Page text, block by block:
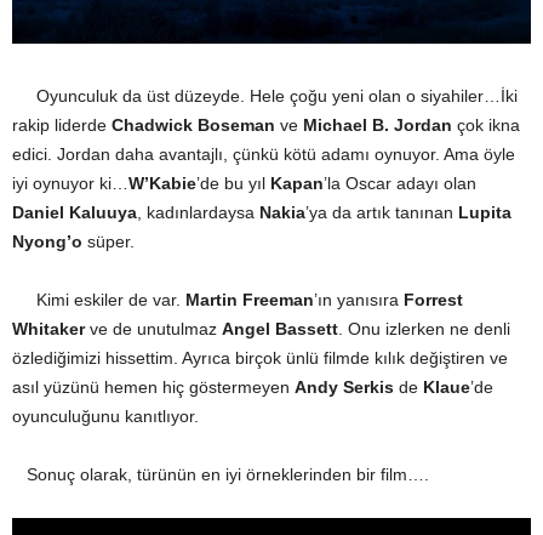
Oyunculuk da üst düzeyde. Hele çoğu yeni olan o siyahiler…İki
rakip liderde Chadwick Boseman ve Michael B. Jordan çok ikna
edici. Jordan daha avantajlı, çünkü kötü adamı oynuyor. Ama öyle
iyi oynuyor ki…W’Kabie’de bu yıl Kapan’la Oscar adayı olan
Daniel Kaluuya, kadınlardaysa Nakia’ya da artık tanınan Lupita
Nyong’o süper.
Kimi eskiler de var. Martin Freeman’ın yanısıra Forrest
Whitakerve de unutulmaz Angel Bassett. Onu izlerken ne denli
özlediğimizi hissettim. Ayrıca birçok ünlü filmde kılık değiştiren ve
asıl yüzünü hemen hiç göstermeyen Andy Serkis de Klaue’de
oyunculuğunu kanıtlıyor.
Sonuç olarak, türünün en iyi örneklerinden bir film….